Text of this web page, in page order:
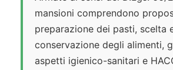
mansioni comprendono
preparazione dei pasti, scelta
conservazione degli alimenti,
aspetti igienico-sanitari e